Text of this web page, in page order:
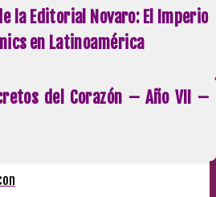
la Editorial Novaro: El Imperio
en Latinoamérica
del Corazón – Año VII –